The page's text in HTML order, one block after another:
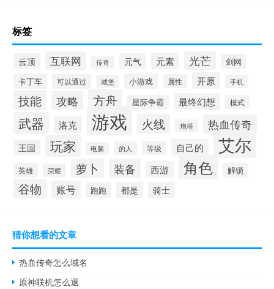
标签
云顶 互联网 传奇 元气 元素 光芒
剑网
卡丁车
可以通过 城堡 小游戏 属性 开原 手机
技能 攻略 方舟 星际争霸 最终幻想 模式
武器 洛克 游戏 火线 炮塔 热血传奇
王国 玩家 电脑 的人 等级 自己的 艾尔
英雄 荣耀 萝卜 装备 西游 角色 解锁
谷物 账号 跑跑 都是 骑士
猜你想看的文章
热血传奇怎么域名
原神联机怎么退